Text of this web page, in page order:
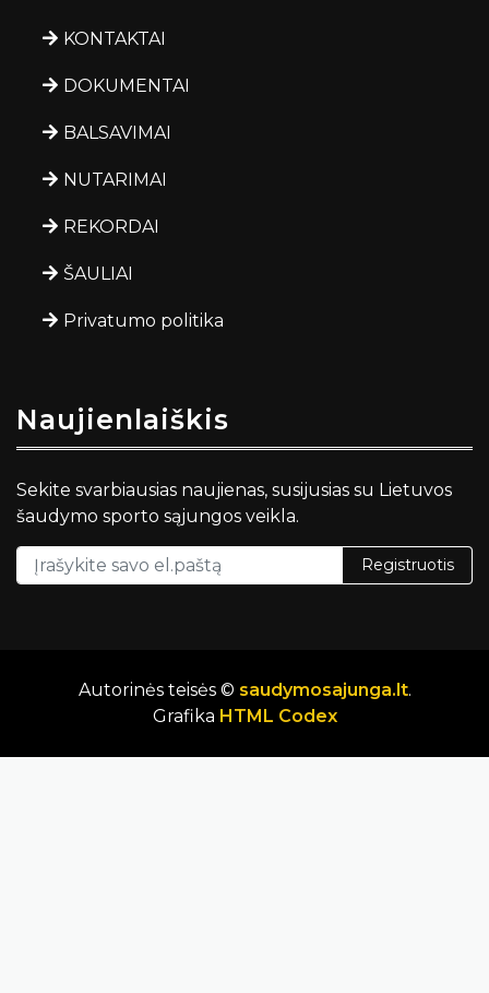
KONTAKTAI
DOKUMENTAI
BALSAVIMAI
NUTARIMAI
REKORDAI
ŠAULIAI
Privatumo politika
Naujienlaiškis
Sekite svarbiausias naujienas, susijusias su Lietuvos
šaudymo sporto sąjungos veikla.
Registruotis
Autorinės teisės © saudymosajunga.lt.
Grafika HTML Codex